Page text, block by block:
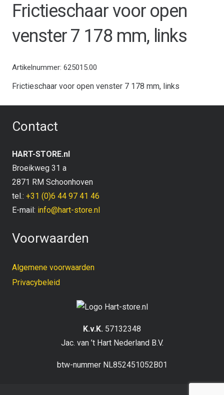
Frictieschaar voor open
venster 7 178 mm, links
Artikelnummer: 625015.00
Frictieschaar voor open venster 7 178 mm, links
Contact
HART-STORE.nl
Broeikweg 31 a
2871 RM Schoonhoven
tel.: +31 (0)6 44 97 41 46
E-mail: info@hart-store.nl
Voorwaarden
Algemene voorwaarden
Privacybeleid
K.v.K. 57132348
Jac. van ’t Hart Nederland B.V.
btw-nummer NL852451052B01